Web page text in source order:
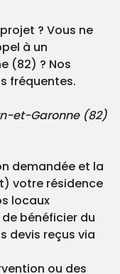
? Vous ne
à un
(82) ? Nos
fréquentes.
et-Garonne (82)
demandée et la
votre résidence
locaux
bénéficier du
devis reçus via
ou des